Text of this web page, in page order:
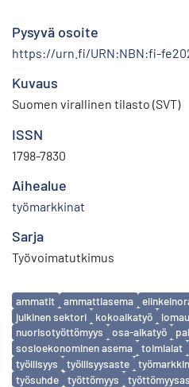
Pysyvä osoite
https://urn.fi/URN:NBN:fi-
Kuvaus
Suomen virallinen tilasto (SVT)
ISSN
1798-7830
Aihealue
työmarkkinat
Sarja
Työvoimatutkimus
Avainsanat
ammatit ammattiasema
julkinen sektori
kokoaikatyö
nuorisotyöttömyys
osa-aikatyö
sosioekonominen asema
toimialat
työllisyys
työllisyysaste
työsuhde
työttömyys